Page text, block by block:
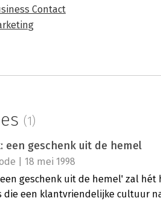
Contact
(1)
een geschenk uit de hemel
| 18 mei 1998
geschenk uit de hemel' zal hét
die een klantvriendelijke cultuur